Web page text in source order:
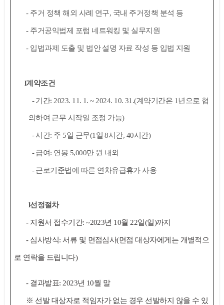
- 주거 정책 해외 사례 연구, 국내 주거정책 분석 등
- 주거공익법제 포럼 네트워킹 및 실무지원
- 입법과제 도출 및 법안 설명 자료 작성 등 입법 지원
l계약조건
-기간: 2023. 11. 1. ~ 2024. 10. 31.(계약기간은 1년으로 협
의하여 근무 시작일 조정 가능)
-시간: 주 5일 근무(1 일 8시간, 40시간)
-급여: 연봉 5,000만 원 내외
-근로기준법에 따른 연차유급휴가 사용
l선정절차
- 지원서 접수기간: ~2023년 10월 22일(일)까지
- 심사방식:서류 및 면접심사(면접 대상자에게는 개별적으
로 연락을 드립니다)
- 결과발표: 2023년 10월 말
※ 선발 대상자로 적임자가 없는 경우 선발하지 않을 수 있